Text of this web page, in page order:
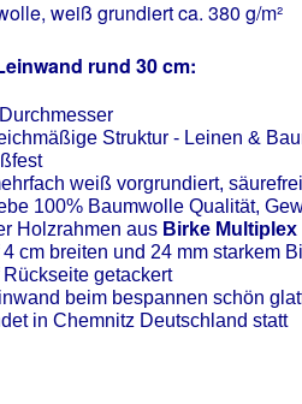
weiß grundiert ca. 380 g/m²
rund 30 cm:
Struktur - Leinen &
weiß vorgrundiert,
100% Baumwolle Qualität,
Holzrahmen aus Birke Multiplex
cm breiten und 24 mm starkem
getackert
beim bespannen schön
in Chemnitz Deutschland statt